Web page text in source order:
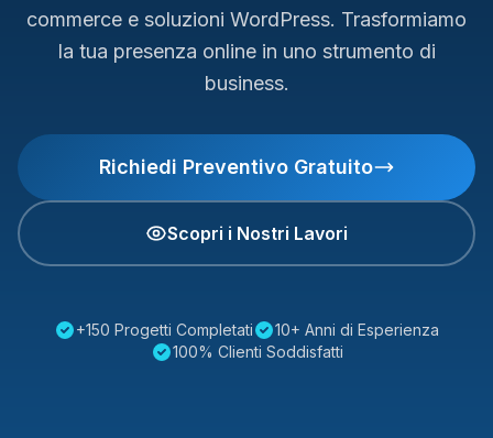
commerce e soluzioni WordPress. Trasformiamo
la tua presenza online in uno strumento di
business.
Richiedi Preventivo Gratuito
Scopri i Nostri Lavori
+150 Progetti Completati
10+ Anni di Esperienza
100% Clienti Soddisfatti